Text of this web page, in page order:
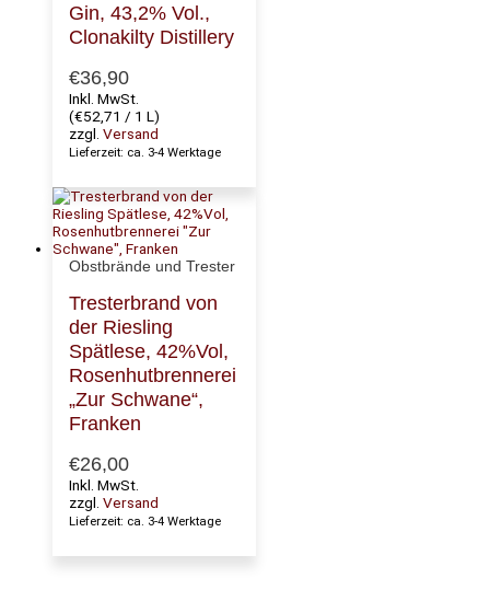
Gin, 43,2% Vol.,
Clonakilty Distillery
€36,90
Inkl. MwSt.
(€52,71 / 1 L)
zzgl. Versand
Lieferzeit: ca. 3-4 Werktage
Obstbrände und Trester
Tresterbrand von
der Riesling
Spätlese, 42%Vol,
Rosenhutbrennerei
„Zur Schwane“,
Franken
€26,00
Inkl. MwSt.
zzgl. Versand
Lieferzeit: ca. 3-4 Werktage